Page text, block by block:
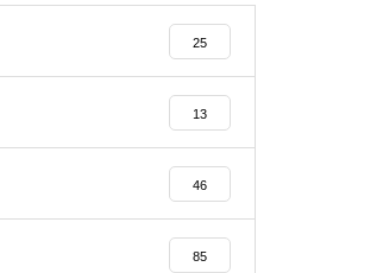
25
13
46
85